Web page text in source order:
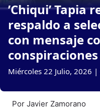
’Chiqui’ Tapia
respaldo a
con mensaje
conspiraciones
Miércoles 22 Julio, 2026 |
Por Javier Zamorano